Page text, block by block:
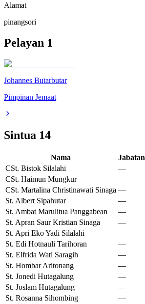
Alamat
pinangsori
Pelayan 1
Johannes Butarbutar
Pimpinan Jemaat
Sintua 14
Nama Jabatan
CSt. Bistok Silalahi
—
CSt. Haimun Mungkur
—
CSt. Martalina Christinawati Sinaga —
St. Albert Sipahutar
—
St. Ambat Marulitua Panggabean
—
St. Apran Saur Kristian Sinaga
—
St. Apri Eko Yadi Silalahi
—
St. Edi Hotnauli Tarihoran
—
St. Elfrida Wati Saragih
—
St. Hombar Aritonang
—
St. Jonedi Hutagalung
—
St. Joslam Hutagalung
—
St. Rosanna Sihombing
—